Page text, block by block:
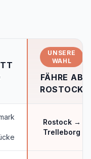
UNSERE
WAHL
FÄHRE AB
ROSTOCK
Rostock →
Trelleborg